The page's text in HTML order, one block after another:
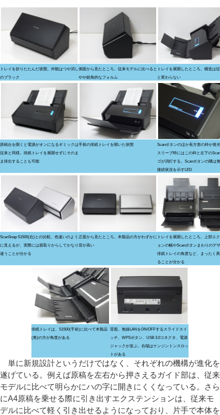
トレイを折りたたんだ状態。外観はつや消し
のブラック
側面から見たところ。従来モデルに比べると
やや鋭角的なフォルム
トレイを展開したところ。構造は
と変わらない
原稿台を開くと電源がオンになるギミックは
従来と同様。排紙トレイを展開せずにそのま
ま排出することも可能
手前の排紙トレイを開いた状態
Scanボタンのほか長方形の枠が発
スリープ時にはこの枠と左下の
ゴが消灯する。Scanボタンの隣は
接続状況を示すLED
ScanSnap S1500(右)との比較。色違いのよう
に見えるが、実際には面取りからしてかなり
違うことが分かる
正面から見たところ。本製品の方がわずかに
背が高い
トレイを展開したところ。上部エ
ョンの幅やScanボタンまわりのデ
排紙トレイの角度など、まったく
ることが分かる
排紙トレイは、S1500(手前)に比べて本製品
(奥)の方が角度がある
背面。無線LANをON/OFFするスライドスイ
ッチ、WPSボタン、USB 3.0コネクタ、電源
ジャックが並ぶ。右端はケンジントンスロッ
トがある
単に新規設計というだけではなく、それぞれの機構が進化を
遂げている。例えば原稿を左右から押さえるガイド部は、従来
モデルに比べて明らかにハの字に開きにくくなっている。さら
にA4原稿を乗せる際に引き出すエクステンションは、従来モ
デルに比べて軽く引き出せるようになっており、片手で本体を